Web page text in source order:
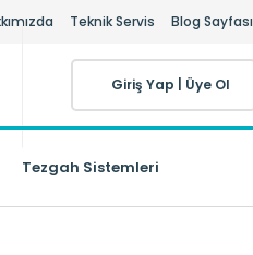
Teknik Servis Blog Sayfası
Giriş Yap Üye Ol
Tezgah Sistemleri